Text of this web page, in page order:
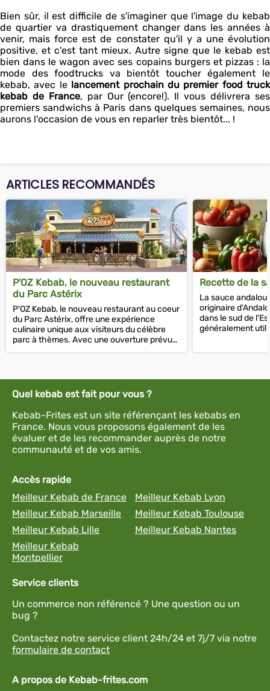
Bien sûr, il est difficile de s'imaginer que l'image du kebab
de quartier va drastiquement changer dans les années à
venir, mais force est de constater qu'il y a une évolution
positive, et c'est tant mieux. Autre signe que le kebab est
bien dans le wagon avec ses copains burgers et pizzas : la
mode des foodtrucks va bientôt toucher également le
kebab, avec le lancement prochain du premier food truck
kebab de France, par Our (encore!). Il vous délivrera ses
premiers sandwichs à Paris dans quelques semaines, nous
aurons l'occasion de vous en reparler très bientôt... !
ARTICLES RECOMMANDÉS
P'OZ Kebab, le nouveau restaurant
du Parc Astérix
P'OZ Kebab, le nouveau restaurant au coeur
du Parc Astérix, offre une expérience
culinaire unique aux visiteurs du célèbre
parc à thèmes. Avec une ouverture prévue
en 2024, le restaurant est...
Recette de la
La sauce
originaire
dans le sud de
généralement
Quel kebab est fait pour vous ?
Kebab-Frites est un site référençant les kebabs en
France. Nous vous proposons également de les
évaluer et de les recommander auprès de notre
communauté et de vos amis.
Accès rapide
Meilleur Kebab de France
Meilleur Kebab Lyon
Meilleur Kebab Marseille
Meilleur Kebab Toulouse
Meilleur Kebab Lille
Meilleur Kebab Nantes
Meilleur Kebab
Montpellier
Service clients
Un commerce non référencé ? Une question ou un
bug ?
Contactez notre service client 24h/24 et 7j/7 via notre
formulaire de contact
A propos de Kebab-frites.com